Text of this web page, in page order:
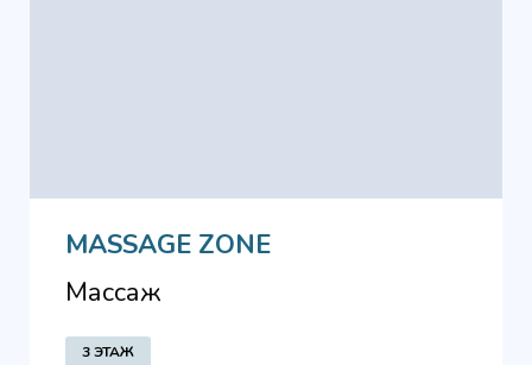
MASSAGE ZONE
Массаж
3 ЭТАЖ